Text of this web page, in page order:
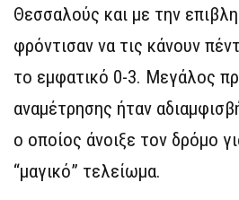
Θεσσαλούς και με την
φρόντισαν να τις κάνουν
το εμφατικό 0-3. Μεγάλος
αναμέτρησης ήταν
ο οποίος άνοιξε τον δρόμο
“μαγικό” τελείωμα.